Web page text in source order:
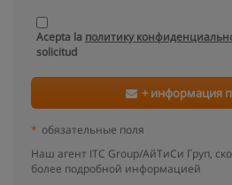
Acepta la политику
solicitud
+ информация
* обязательные поля
Наш агент ITC Group/АйТиСи Груп,
более подробной информацией